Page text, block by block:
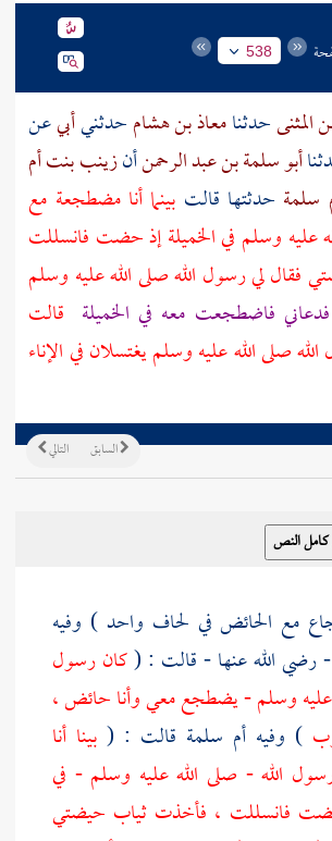
538
المثنىحدثنامعاذ بن هشامحدثنيأبيعن
أبو سلمة بن عبد الرحمنأنزينب بنت أم
سلمة حدثتها قالت بينما أنا مضطجعة مع
عليه وسلم في الخميلة إذ حضت فانسللت
فقال لي رسول الله صلى الله عليه وسلم
فاضطجعت معه في الخميلة قالت
صلى الله عليه وسلم يغتسلان في الإناء
التالي السابق
مع الحائض في لحاف واحد ) وفيه
- رضي الله عنها - قالت : (كان رسول
عليه وسلم - يضطجع معي وأنا حائض ،
) وفيه أم سلمة قالت : ( بينا أنا
الله - صلى الله عليه وسلم - في
حضت فانسللت ، فأخذت ثياب حيضتي